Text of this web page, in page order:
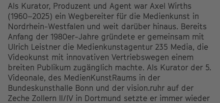
Als Kurator, Produzent und Agent war Axel Wirths
(1960–2025) ein Wegbereiter für die Medienkunst in
Nordrhein-Westfalen und weit darüber hinaus. Bereits
Anfang der 1980er-Jahre gründete er gemeinsam mit
Ulrich Leistner die Medienkunstagentur 235 Media, die
Videokunst mit innovativen Vertriebswegen einem
breiten Publikum zugänglich machte. Als Kurator der 5.
Videonale, des MedienKunstRaums in der
Bundeskunsthalle Bonn und der vision.ruhr auf der
Zeche Zollern II/IV in Dortmund setzte er immer wieder